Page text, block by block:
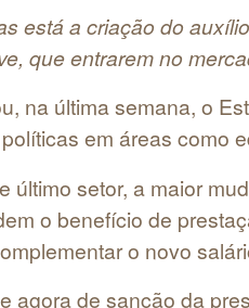
está a criação do
que entrarem no
na última semana, o
em áreas como
último setor, a maior
o benefício de
o novo
agora de sanção da